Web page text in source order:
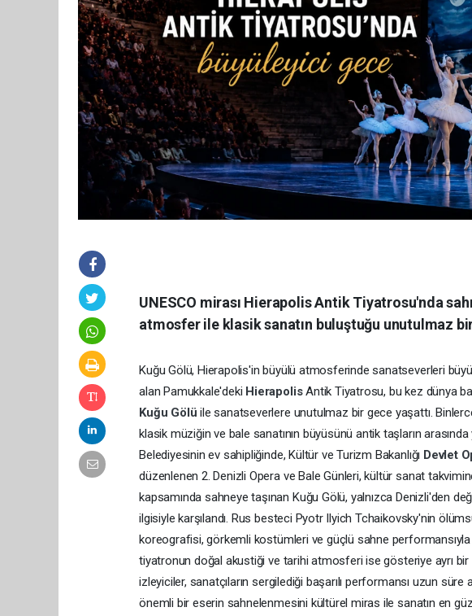
UNESCO mirası Hierapolis Antik Tiyatrosu'nda
atmosfer ile klasik sanatın buluştuğu unutulmaz
Kuğu Gölü, Hierapolis'in büyülü atmosferinde sanatseverleri
alan Pamukkale'deki HierapolisAntik Tiyatrosu, bu kez dünya
Kuğu Gölüile sanatseverlere unutulmaz bir gece yaşattı.
klasik müziğin ve bale sanatının büyüsünü antik taşların
Belediyesinin ev sahipliğinde, Kültür ve Turizm Bakanlığı Devlet
düzenlenen 2. Denizli Opera ve Bale Günleri, kültür sanat
kapsamında sahneye taşınan Kuğu Gölü, yalnızca Denizli'den
ilgisiyle karşılandı. Rus besteci Pyotr Ilyich Tchaikovsky'nin
koreografisi, görkemli kostümleri ve güçlü sahne
tiyatronun doğal akustiği ve tarihi atmosferi ise gösteriye ayrı
izleyiciler, sanatçıların sergilediği başarılı performansı uzun
önemli bir eserin sahnelenmesini kültürel miras ile sanatın en